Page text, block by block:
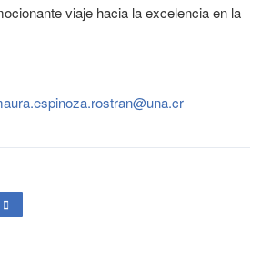
viaje hacia la excelencia en la
la calidad de la Carrera de Bachillerato en la
Actividad Permanente Autoevaluación